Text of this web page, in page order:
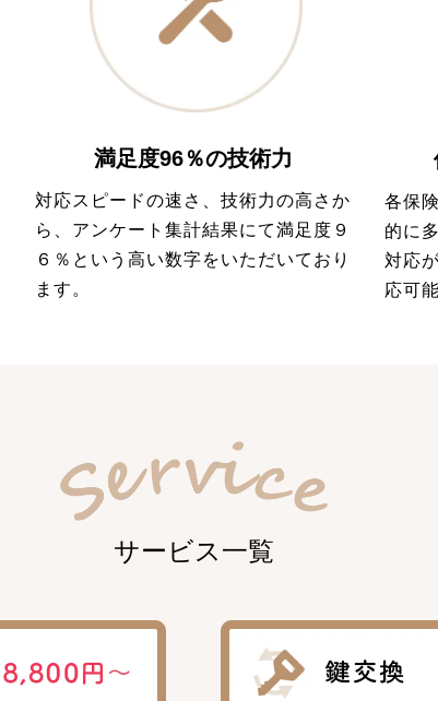
満足度96％の技術力
対応スピードの速さ、技術力の高さか
ら、アンケート集計結果にて満足度９
６％という高い数字をいただいており
ます。
各保
的に
対応
応可
サービス一覧